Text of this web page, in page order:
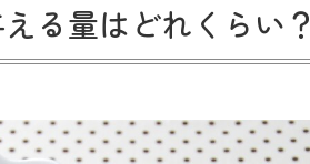
る量はどれくらい？